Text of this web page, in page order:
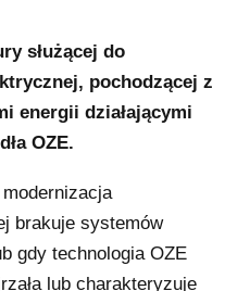
służącej do
pochodzącej z
energii działającymi
OZE.
brakuje systemów
gdy technologia OZE
lub charakteryzuje